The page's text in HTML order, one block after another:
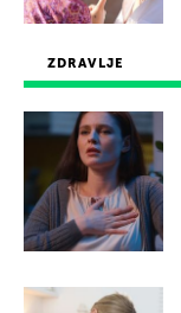
ZDRAVLJE